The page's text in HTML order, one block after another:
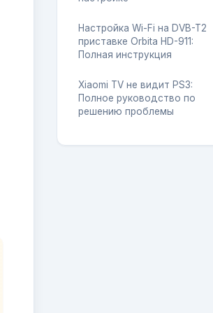
Настройка Wi-Fi на DVB-T2
приставке Orbita HD-911:
Полная инструкция
Xiaomi TV не видит PS3:
Полное руководство по
решению проблемы